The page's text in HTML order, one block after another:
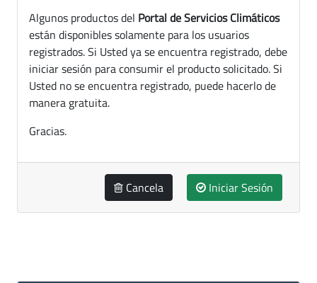
Algunos productos del Portal de Servicios Climáticos
están disponibles solamente para los usuarios
registrados. Si Usted ya se encuentra registrado, debe
iniciar sesión para consumir el producto solicitado. Si
Usted no se encuentra registrado, puede hacerlo de
manera gratuita.
Gracias.
Cancela Iniciar Sesión